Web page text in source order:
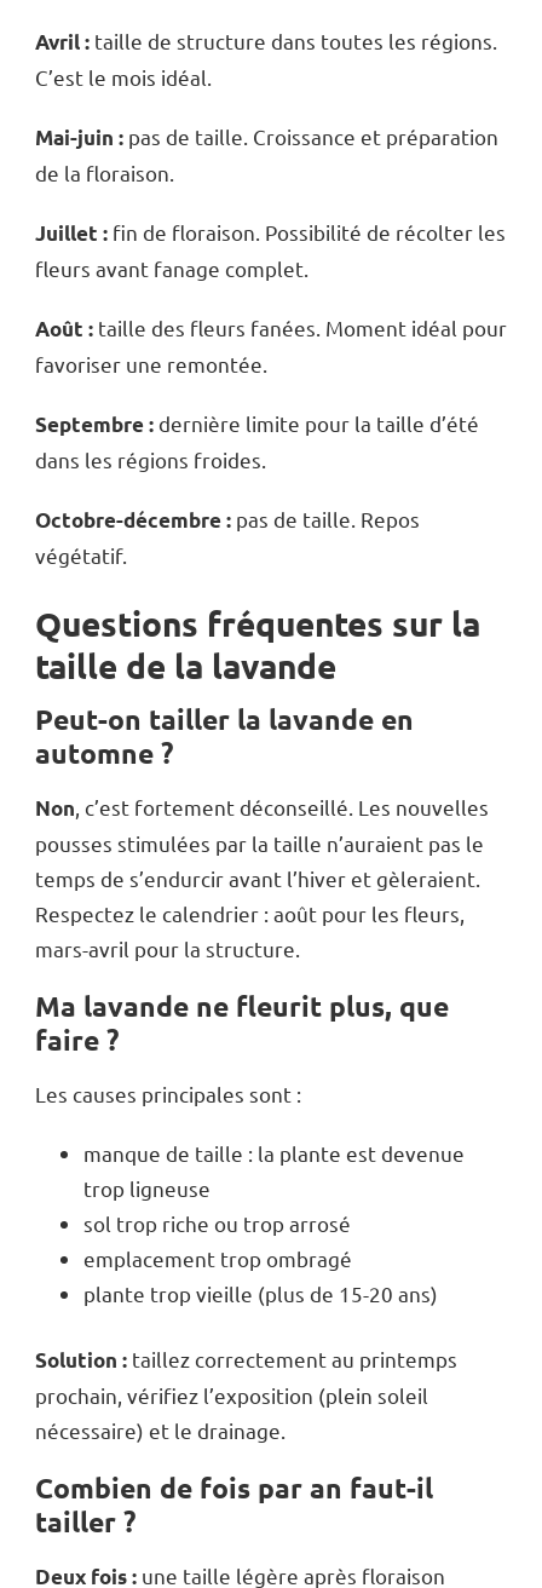
Avril : taille de structure dans toutes les régions.
C’est le mois idéal.
Mai-juin : pas de taille. Croissance et préparation
de la floraison.
Juillet : fin de floraison. Possibilité de récolter les
fleurs avant fanage complet.
Août : taille des fleurs fanées. Moment idéal pour
favoriser une remontée.
Septembre :dernière limite pour la taille d’été
dans les régions froides.
Octobre-décembre : pas de taille. Repos
végétatif.
Questions fréquentes sur la
taille de la lavande
Peut-on tailler la lavande en
automne ?
Non , c’est fortement déconseillé. Les nouvelles
pousses stimulées par la taille n’auraient pas le
temps de s’endurcir avant l’hiver et gèleraient.
Respectez le calendrier : août pour les fleurs,
mars-avril pour la structure.
Ma lavande ne fleurit plus, que
faire ?
Les causes principales sont :
manque de taille : la plante est devenue
trop ligneuse
sol trop riche ou trop arrosé
emplacement trop ombragé
plante trop vieille (plus de 15-20 ans)
Solution : taillez correctement au printemps
prochain, vérifiez l’exposition (plein soleil
nécessaire) et le drainage.
Combien de fois par an faut-il
tailler ?
Deux fois : une taille légère après floraison